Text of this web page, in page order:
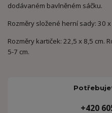
dodávaném bavlněném sáčku.
Rozměry složené herní sady: 30
Rozměry kartiček: 22,5 x 8,5 cm.
5-7 cm.
+420